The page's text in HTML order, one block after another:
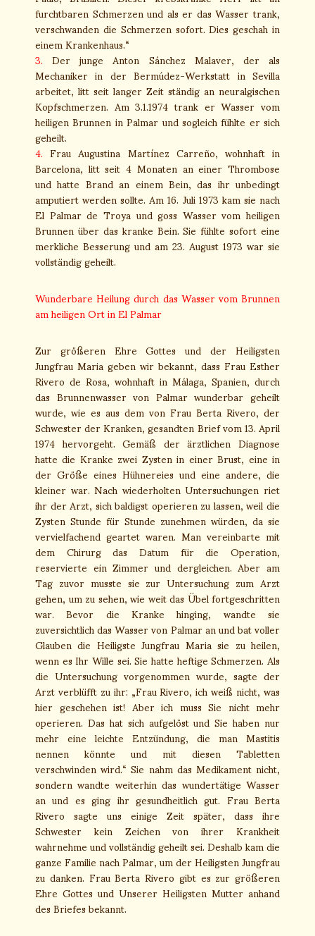
furchtbaren Schmerzen und als er das Wasser trank,
verschwanden die Schmerzen sofort. Dies geschah in
einem Krankenhaus.“
3. Der junge Anton Sánchez Malaver, der als
Mechaniker in der Bermúdez-Werkstatt in Sevilla
arbeitet, litt seit langer Zeit ständig an neuralgischen
Kopfschmerzen. Am 3.1.1974 trank er Wasser vom
heiligen Brunnen in Palmar und sogleich fühlte er sich
geheilt.
4. Frau Augustina Martínez Carreño, wohnhaft in
Barcelona, litt seit 4 Monaten an einer Thrombose
und hatte Brand an einem Bein, das ihr unbedingt
amputiert werden sollte. Am 16. Juli 1973 kam sie nach
El Palmar de Troya und goss Wasser vom heiligen
Brunnen über das kranke Bein. Sie fühlte sofort eine
merkliche Besserung und am 23. August 1973 war sie
vollständig geheilt.
Wunderbare Heilung durch das Wasser vom Brunnen
am heiligen Ort in El Palmar
Zur größeren Ehre Gottes und der Heiligsten
Jungfrau Maria geben wir bekannt, dass Frau Esther
Rivero de Rosa, wohnhaft in Málaga, Spanien, durch
das Brunnenwasser von Palmar wunderbar geheilt
wurde, wie es aus dem von Frau Berta Rivero, der
Schwester der Kranken, gesandten Brief vom 13. April
1974 hervorgeht. Gemäß der ärztlichen Diagnose
hatte die Kranke zwei Zysten in einer Brust, eine in
der Größe eines Hühnereies und eine andere, die
kleiner war. Nach wiederholten Untersuchungen riet
ihr der Arzt, sich baldigst operieren zu lassen, weil die
Zysten Stunde für Stunde zunehmen würden, da sie
vervielfachend geartet waren. Man vereinbarte mit
dem Chirurg das Datum für die Operation,
reservierte ein Zimmer und dergleichen. Aber am
Tag zuvor musste sie zur Untersuchung zum Arzt
gehen, um zu sehen, wie weit das Übel fortgeschritten
war. Bevor die Kranke hinging, wandte sie
zuversichtlich das Wasser von Palmar an und bat voller
Glauben die Heiligste Jungfrau Maria sie zu heilen,
wenn es Ihr Wille sei. Sie hatte heftige Schmerzen. Als
die Untersuchung vorgenommen wurde, sagte der
Arzt verblüfft zu ihr: „Frau Rivero, ich weiß nicht, was
hier geschehen ist! Aber ich muss Sie nicht mehr
operieren. Das hat sich aufgelöst und Sie haben nur
mehr eine leichte Entzündung, die man Mastitis
nennen könnte und mit diesen Tabletten
verschwinden wird.“ Sie nahm das Medikament nicht,
sondern wandte weiterhin das wundertätige Wasser
an und es ging ihr gesundheitlich gut. Frau Berta
Rivero sagte uns einige Zeit später, dass ihre
Schwester kein Zeichen von ihrer Krankheit
wahrnehme und vollständig geheilt sei. Deshalb kam die
ganze Familie nach Palmar, um der Heiligsten Jungfrau
zu danken. Frau Berta Rivero gibt es zur größeren
Ehre Gottes und Unserer Heiligsten Mutter anhand
des Briefes bekannt.